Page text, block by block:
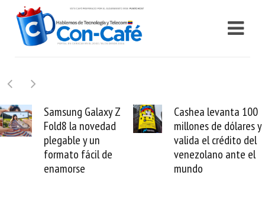
Z
Cashea levanta 100
millones de dólares y
valida el crédito del
venezolano ante el
mundo
El buque
Sentinel
reparación
cable de